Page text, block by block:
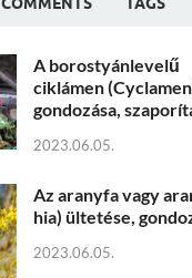
A borostyánlevelű
ciklámen
gondozása,
2023.06.05.
Az aranyfa vagy
hia) ültetése,
2023.06.05.